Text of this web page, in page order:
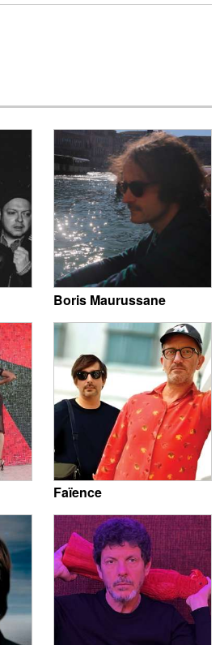
Boris Maurussane
Faïence